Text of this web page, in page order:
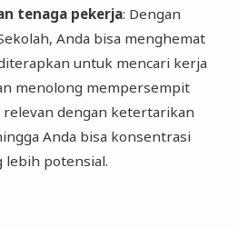
tenaga pekerja: Dengan
Anda bisa menghemat
untuk mencari kerja
menolong mempersempit
dengan ketertarikan
Anda bisa konsentrasi
lebih potensial.